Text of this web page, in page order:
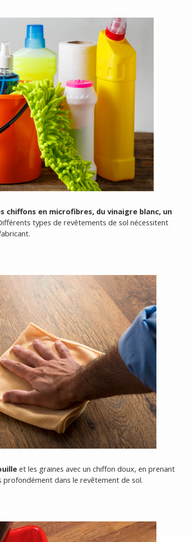
chiffons en microfibres, du vinaigre blanc, un
types de revêtements de sol nécessitent
et les graines avec un chiffon doux, en prenant
profondément dans le revêtement de sol.